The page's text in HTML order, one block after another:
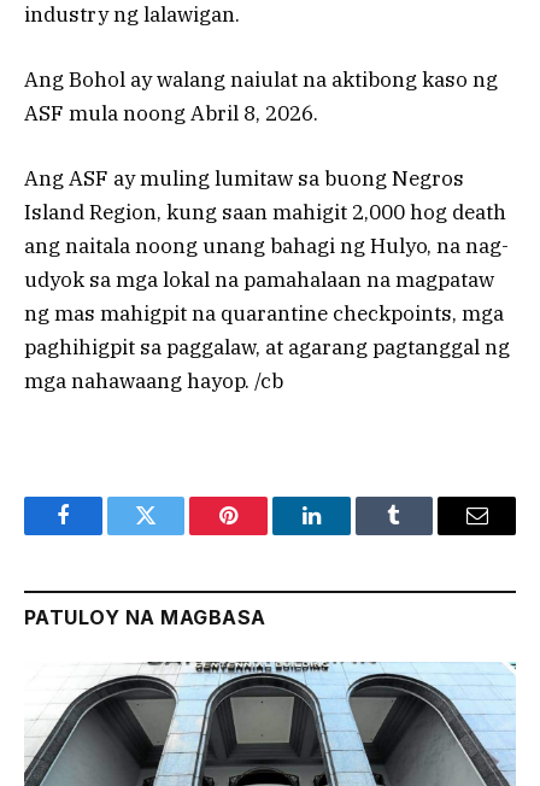
industry ng lalawigan.
Ang Bohol ay walang naiulat na aktibong kaso ng
ASF mula noong Abril 8, 2026.
Ang ASF ay muling lumitaw sa buong Negros
Island Region, kung saan mahigit 2,000 hog death
ang naitala noong unang bahagi ng Hulyo, na nag-
udyok sa mga lokal na pamahalaan na magpataw
ng mas mahigpit na quarantine checkpoints, mga
paghihigpit sa paggalaw, at agarang pagtanggal ng
mga nahawaang hayop. /cb
FacebookTwitter Pinterest LinkedInTumblr Email
PATULOY NA MAGBASA